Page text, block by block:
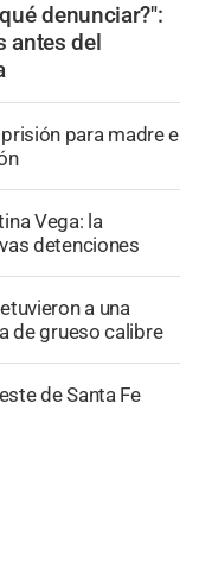
denunciar?":
antes del
para madre e
Vega: la
detenciones
a una
de grueso calibre
de Santa Fe